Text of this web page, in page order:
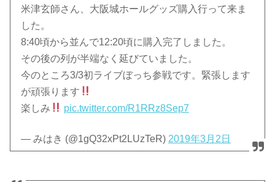
米津玄師さん、大阪城ホールグッズ購入行って来ま
した。
8:40頃から並んで12:20頃に購入完了しました。
その後の列が半端なく延びていました。
今のところ3/3初ライブぼっち参戦です。緊張します
が頑張ります
楽しみ
pic.twitter.com/R1RRz8Sep7
— みはき (@1gQ32xPt2LUzTeR) 2019年3月2日